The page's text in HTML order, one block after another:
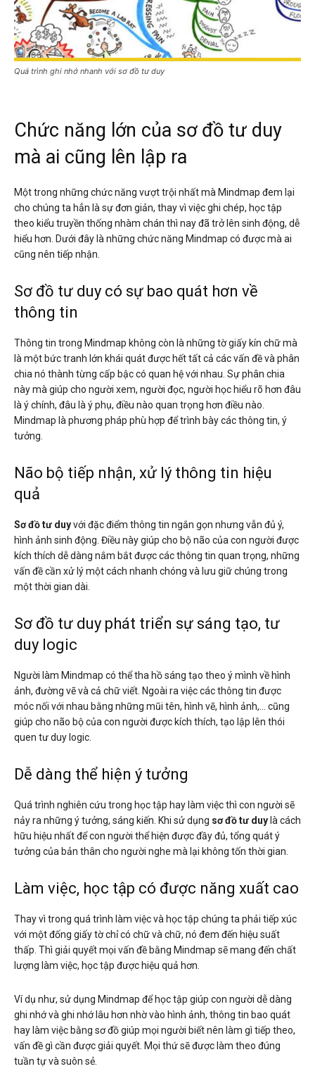
Quá trình ghi nhớ nhanh với sơ đồ tư duy
Chức năng lớn của sơ đồ tư duy
mà ai cũng lên lập ra
Một trong những chức năng vượt trội nhất mà Mindmap đem lại
cho chúng ta hẳn là sự đơn giản, thay vì việc ghi chép, học tập
theo kiểu truyền thống nhàm chán thì nay đã trở lên sinh động, dễ
hiểu hơn. Dưới đây là những chức năng Mindmap có được mà ai
cũng nên tiếp nhận.
Sơ đồ tư duy có sự bao quát hơn về
thông tin
Thông tin trong Mindmap không còn là những tờ giấy kín chữ mà
là một bức tranh lớn khái quát được hết tất cả các vấn đề và phân
chia nó thành từng cấp bậc có quan hệ với nhau. Sự phân chia
này mà giúp cho người xem, người đọc, người học hiểu rõ hơn đâu
là ý chính, đâu là ý phụ, điều nào quan trọng hơn điều nào.
Mindmap là phương pháp phù hợp để trình bày các thông tin, ý
tưởng.
Não bộ tiếp nhận, xử lý thông tin hiệu
quả
Sơ đồ tư duyvới đặc điểm thông tin ngắn gọn nhưng vẫn đủ ý,
hình ảnh sinh động. Điều này giúp cho bộ não của con người được
kích thích dễ dàng nắm bắt được các thông tin quan trọng, những
vấn đề cần xử lý một cách nhanh chóng và lưu giữ chúng trong
một thời gian dài.
Sơ đồ tư duy phát triển sự sáng tạo, tư
duy logic
Người làm Mindmap có thể tha hồ sáng tạo theo ý mình về hình
ảnh, đường vẽ và cả chữ viết. Ngoài ra việc các thông tin được
móc nối với nhau bằng những mũi tên, hình vẽ, hình ảnh,… cũng
giúp cho não bộ của con người được kích thích, tạo lập lên thói
quen tư duy logic.
Dễ dàng thể hiện ý tưởng
Quá trình nghiên cứu trong học tập hay làm việc thì con người sẽ
nảy ra những ý tưởng, sáng kiến. Khi sử dụng sơ đồ tư duy là cách
hữu hiệu nhất để con người thể hiện được đầy đủ, tổng quát ý
tưởng của bản thân cho người nghe mà lại không tốn thời gian.
Làm việc, học tập có được năng xuất cao
Thay vì trong quá trình làm việc và học tập chúng ta phải tiếp xúc
với một đống giấy tờ chỉ có chữ và chữ, nó đem đến hiệu suất
thấp. Thì giải quyết mọi vấn đề bằng Mindmap sẽ mang đến chất
lượng làm việc, học tập được hiệu quả hơn.
Ví dụ như, sử dụng Mindmap để học tập giúp con người dễ dàng
ghi nhớ và ghi nhớ lâu hơn nhờ vào hình ảnh, thông tin bao quát
hay làm việc bằng sơ đồ giúp mọi người biết nên làm gì tiếp theo,
vấn đề gì cần được giải quyết. Mọi thứ sẽ được làm theo đúng
tuần tự và suôn sẻ.